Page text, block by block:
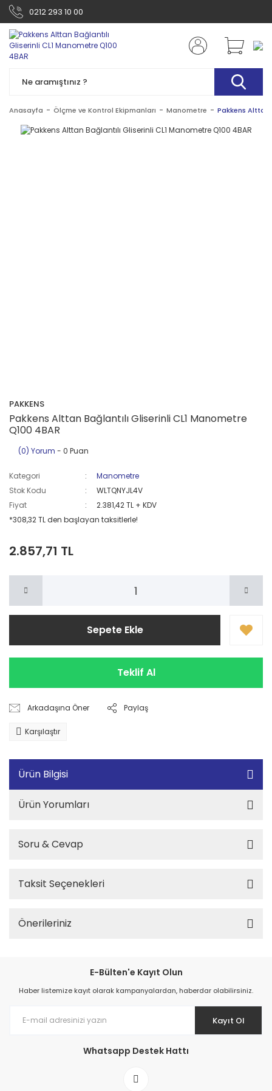
0212 293 10 00
Anasayfa Ölçme ve Kontrol Ekipmanları Manometre Pakkens Alttan
PAKKENS
Pakkens Alttan Bağlantılı Gliserinli CL1 Manometre
Q100 4BAR
(0) Yorum - 0 Puan
Kategori
Manometre
Stok Kodu
WLTQNYJL4V
Fiyat
2.381,42 TL + KDV
*308,32 TL den başlayan taksitlerle!
2.857,71 TL
Sepete Ekle
Teklif Al
Arkadaşına Öner Paylaş
Karşılaştır
Ürün Bilgisi
Ürün Yorumları
Soru & Cevap
Taksit Seçenekleri
Önerileriniz
E-Bülten'e Kayıt Olun
Haber listemize kayıt olarak kampanyalardan, haberdar olabilirsiniz.
Kayıt Ol
Whatsapp Destek Hattı